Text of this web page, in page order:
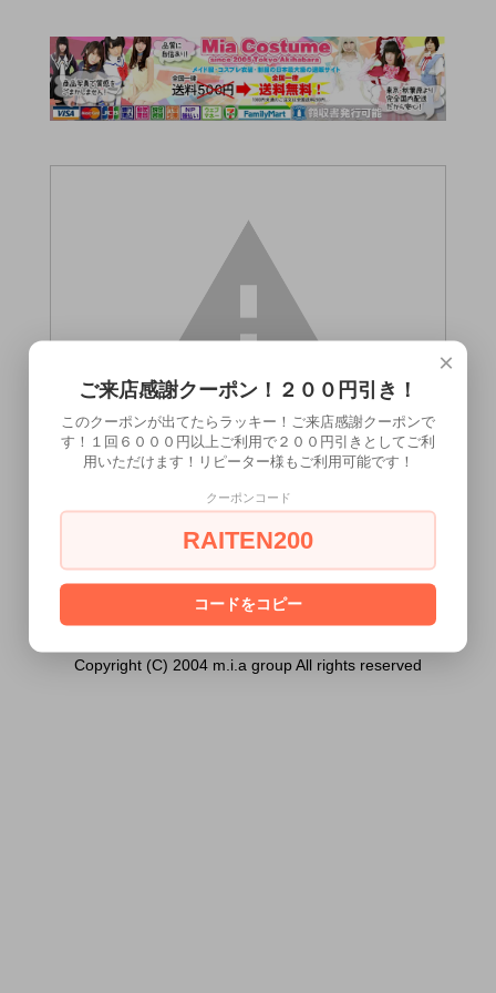
18歳未満の方には販売できません。
あなたは18歳以上ですか？
[ はい ] [ いいえ ]
Copyright (C) 2004 m.i.a group All rights reserved
×
ご来店感謝クーポン！２００円引き！
このクーポンが出てたらラッキー！ご来店感謝クーポンで
す！１回６０００円以上ご利用で２００円引きとしてご利
用いただけます！リピーター様もご利用可能です！
クーポンコード
RAITEN200
コードをコピー